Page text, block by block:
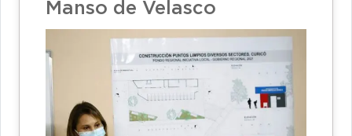
Manso de Velasco